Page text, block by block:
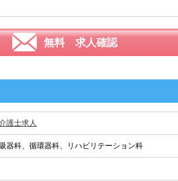
無料 求人確認
護士求人
器科、循環器科、リハビリテーション科